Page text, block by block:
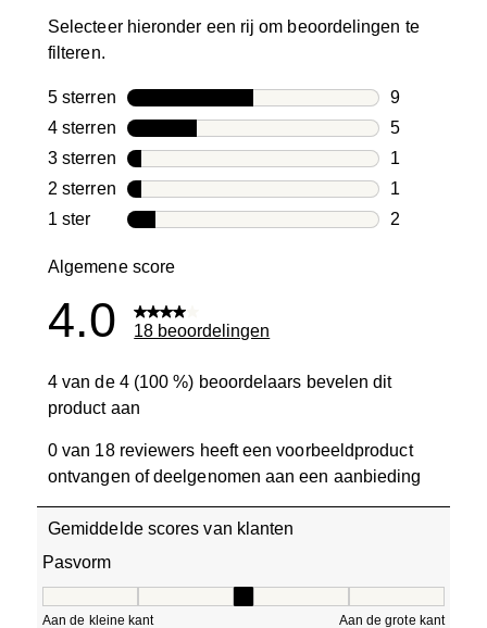
Selecteer hieronder een rij om beoordelingen te
filteren.
5 sterren sterren
9
9
4 sterren sterren
5
5
3 sterren sterren
1
1
2 sterren sterren
1
1
1 ster sterren
2
Algemene score
4.0 18 beoordelingen
4 van de 4 (100 %) beoordelaars bevelen dit
product aan
0 van 18 reviewers heeft een voorbeeldproduct
ontvangen of deelgenomen aan een aanbieding
Gemiddelde scores van klanten
Pasvorm
Aan de kleine kant Aan de grote kant